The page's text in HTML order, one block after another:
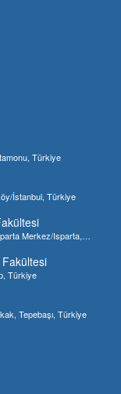
Türkiye
İstanbul, Türkiye
Merkez/Isparta,
Türkiye
Tepebaşı, Türkiye